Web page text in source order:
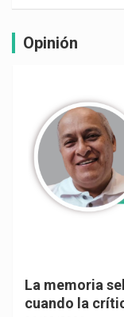
Opinión
La memoria
cuando la